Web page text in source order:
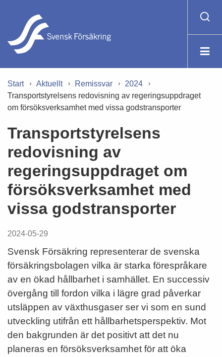
Start Aktuellt Remissvar
2024
Transportstyrelsens redovisning av regeringsuppdraget
om försöksverksamhet med vissa godstransporter
Transportstyrelsens
redovisning av
regeringsuppdraget om
försöksverksamhet med
vissa godstransporter
2024-05-29
Svensk Försäkring representerar de svenska
försäkringsbolagen vilka är starka förespråkare
av en ökad hållbarhet i samhället. En successiv
övergång till fordon vilka i lägre grad påverkar
utsläppen av växthusgaser ser vi som en sund
utveckling utifrån ett hållbarhetsperspektiv. Mot
den bakgrunden är det positivt att det nu
planeras en försöksverksamhet för att öka